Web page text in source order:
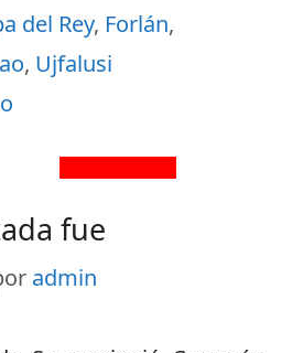
del Rey, Forlán,
, Ujfalusi
fue
admin